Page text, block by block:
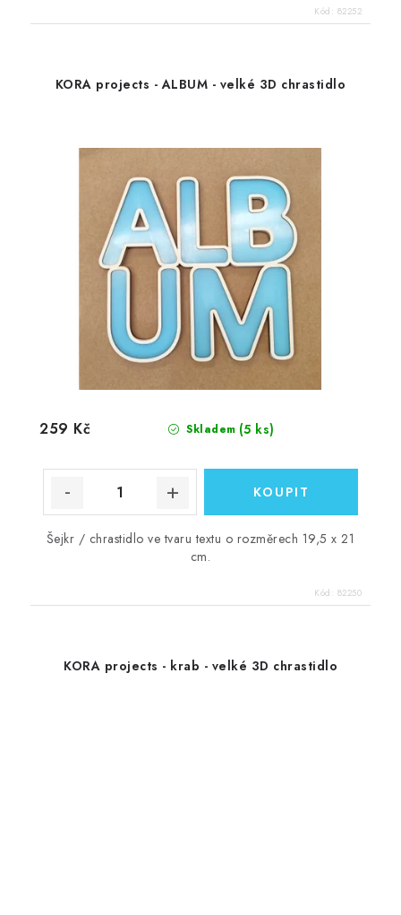
Kód: 82252
KORA projects - ALBUM - velké 3D chrastidlo
Skladem (5 ks)
259 Kč
Šejkr / chrastidlo ve tvaru textu o rozměrech 19,5 x 21
cm.
Kód: 82250
KORA projects - krab - velké 3D chrastidlo